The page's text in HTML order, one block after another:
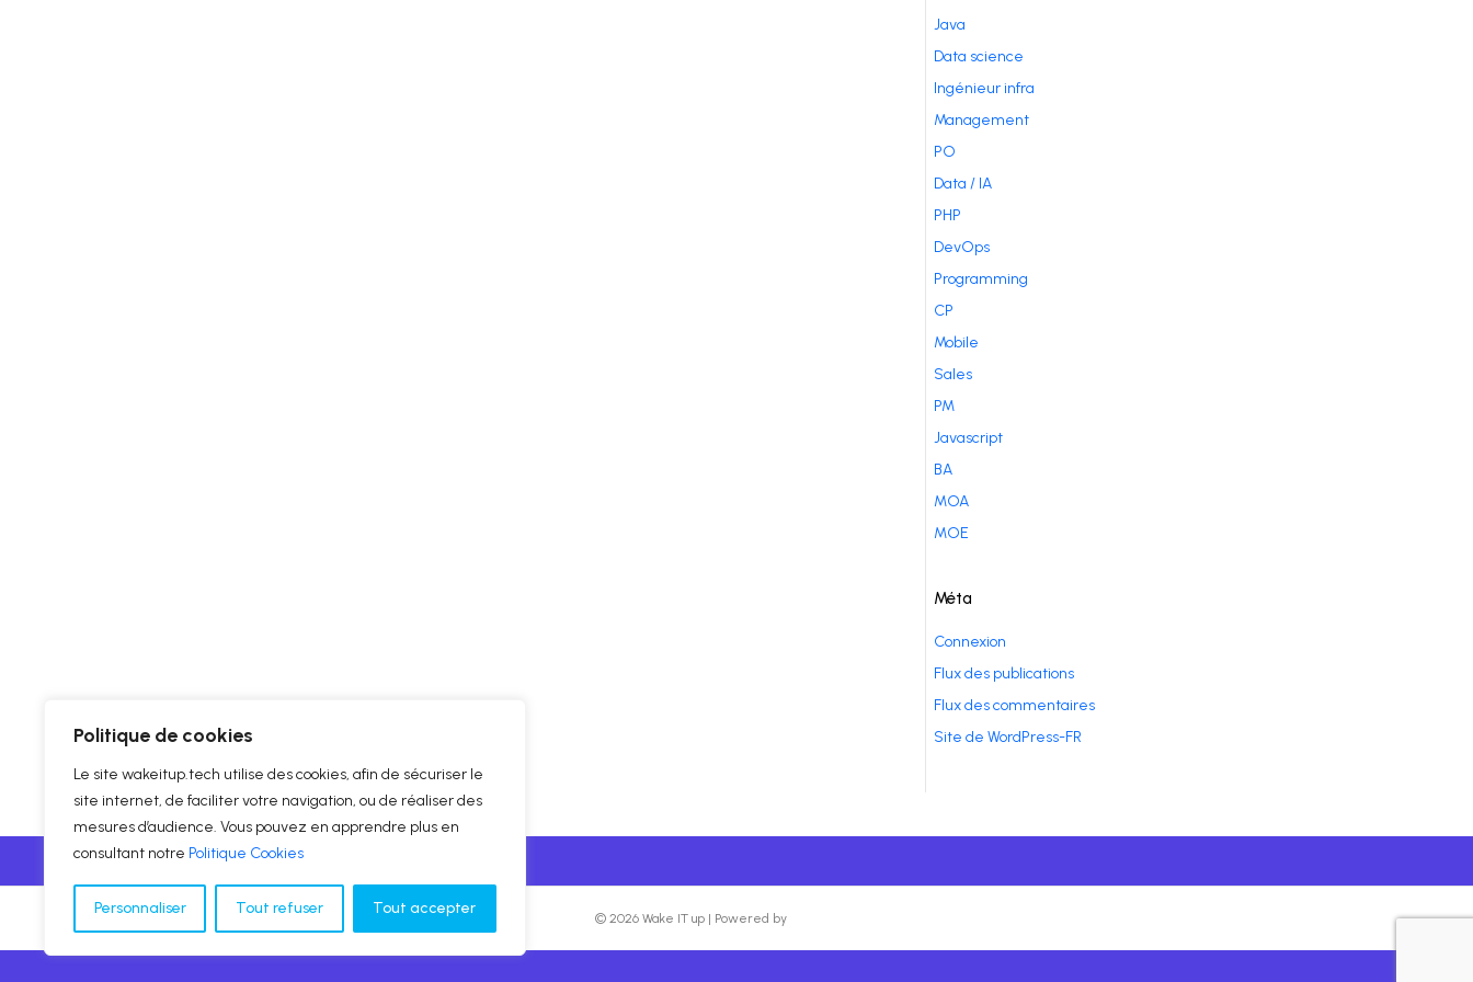
Politique de cookies
Le site wakeitup.tech utilise des cookies, afin de sécuriser le
site internet, de faciliter votre navigation, ou de réaliser des
mesures d’audience. Vous pouvez en apprendre plus en
consultant notre Politique Cookies
Personnaliser Tout refuser Tout accepter
Java
Data science
Ingénieur infra
Management
PO
Data / IA
PHP
DevOps
Programming
CP
Mobile
Sales
PM
Javascript
BA
MOA
MOE
Méta
Connexion
Flux des publications
Flux des commentaires
Site de WordPress-FR
© 2026 Wake IT up | Powered by